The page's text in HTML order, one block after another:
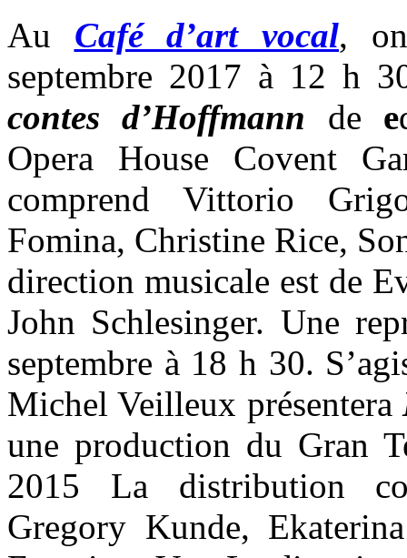
Au Café d’art vocal,
septembre 2017 à 12 h
contes d’Hoffmann
de e
Opera House Covent
comprend Vittorio
Fomina, Christine Rice,
direction musicale est de
John Schlesinger. Une
septembre à 18 h 30.
Michel Veilleux présentera
une production du Gran
2015 La distribution
Gregory Kunde,